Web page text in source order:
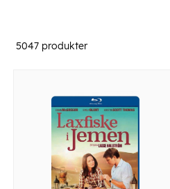
5047 produkter